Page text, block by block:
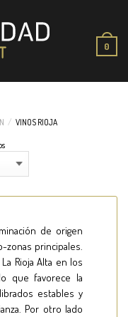
0
/ VINOS RIOJA
de origen
zonas principales.
Rioja Alta en los
que favorece la
estables y
Por otro lado